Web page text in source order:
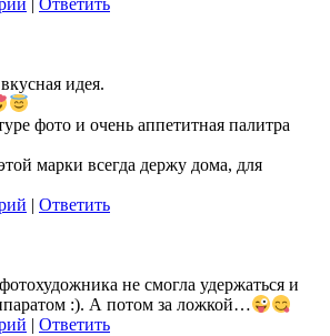
| Ответить
идея.
фото и очень аппетитная палитра
марки всегда держу дома, для
| Ответить
не смогла удержаться и
:). А потом за ложкой…
Ответить